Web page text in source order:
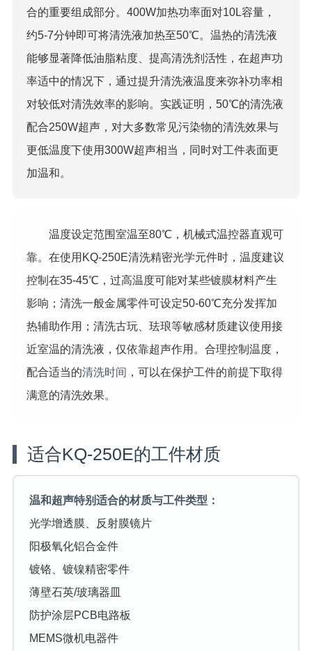
合的重要组成部分。400W加热功率面对10L容量，
约5-7分钟即可将清洗液加热至50℃。温热的清洗液
能够显著降低油脂粘度、提高清洗剂活性，在超声功
率适中的情况下，通过提升清洗液温度来弥补功率相
对较低对清洗效率的影响。实践证明，50℃的清洗液
配合250W超声，对大多数常见污染物的清洗效果与
更低温度下使用300W超声相当，同时对工件表面更
加温和。
温度设定范围室温至80℃，机械式温控器直观可
靠。在使用KQ-250E清洗精密光学元件时，温度建议
控制在35-45℃，过高温度可能对某些镀膜材料产生
影响；清洗一般金属零件可设定50-60℃充分发挥加
热辅助作用；清洗古玩、珐琅等敏感材质建议使用接
近室温的清洗液，仅依靠超声作用。合理控制温度，
配合适当的清洗时间 ，可以在保护工件的前提下取得
满意的清洗效果。
适合KQ-250E的工件材质
温和超声特别适合的材质与工件类型：
光学增透膜、反射膜镜片
阳极氧化铝合金件
镀铬、镀镍精密零件
薄壁石英/玻璃器皿
防护涂层PCB电路板
MEMS微机电器件